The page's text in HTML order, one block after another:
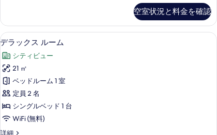
す
べ
て
の
写
真
を
表
示
き
の
詳
細
グ
ル
ベ
ッ
ド
2
台
の
す
べ
ス
ル
ー
シ
ン
グ
ル
ベ
ッ
ド
2
空室状況と料金を確認
デ
ラ
ッ
ク
ス
ル
ー
ム
羽毛の掛け布団、ミニバー (無料)、
6
デラックス ルーム
シティビュー
21 ㎡
ベッドルーム 1 室
定員 2 名
シングルベッド 1 台
WiFi (無料)
詳細
デ